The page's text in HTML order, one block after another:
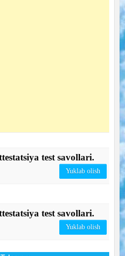
test savollari.
Yuklab olish
test savollari.
Yuklab olish